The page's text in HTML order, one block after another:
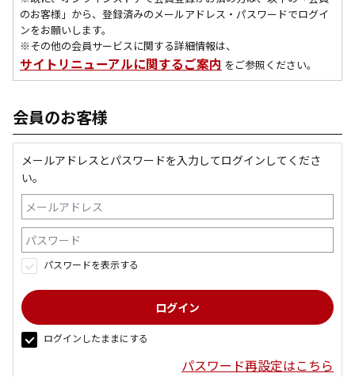
のお客様」から、登録済みのメールアドレス・パスワードでログイ
ンをお願いします。
※その他の会員サービスに関する詳細情報は、
サイトリニューアルに関するご案内 をご参照ください。
会員のお客様
メールアドレスとパスワードを入力してログインしてくださ
い。
パスワードを表示する
ログインしたままにする
パスワード再設定はこちら